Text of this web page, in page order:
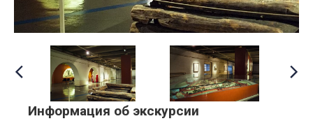
Информация об экскурсии